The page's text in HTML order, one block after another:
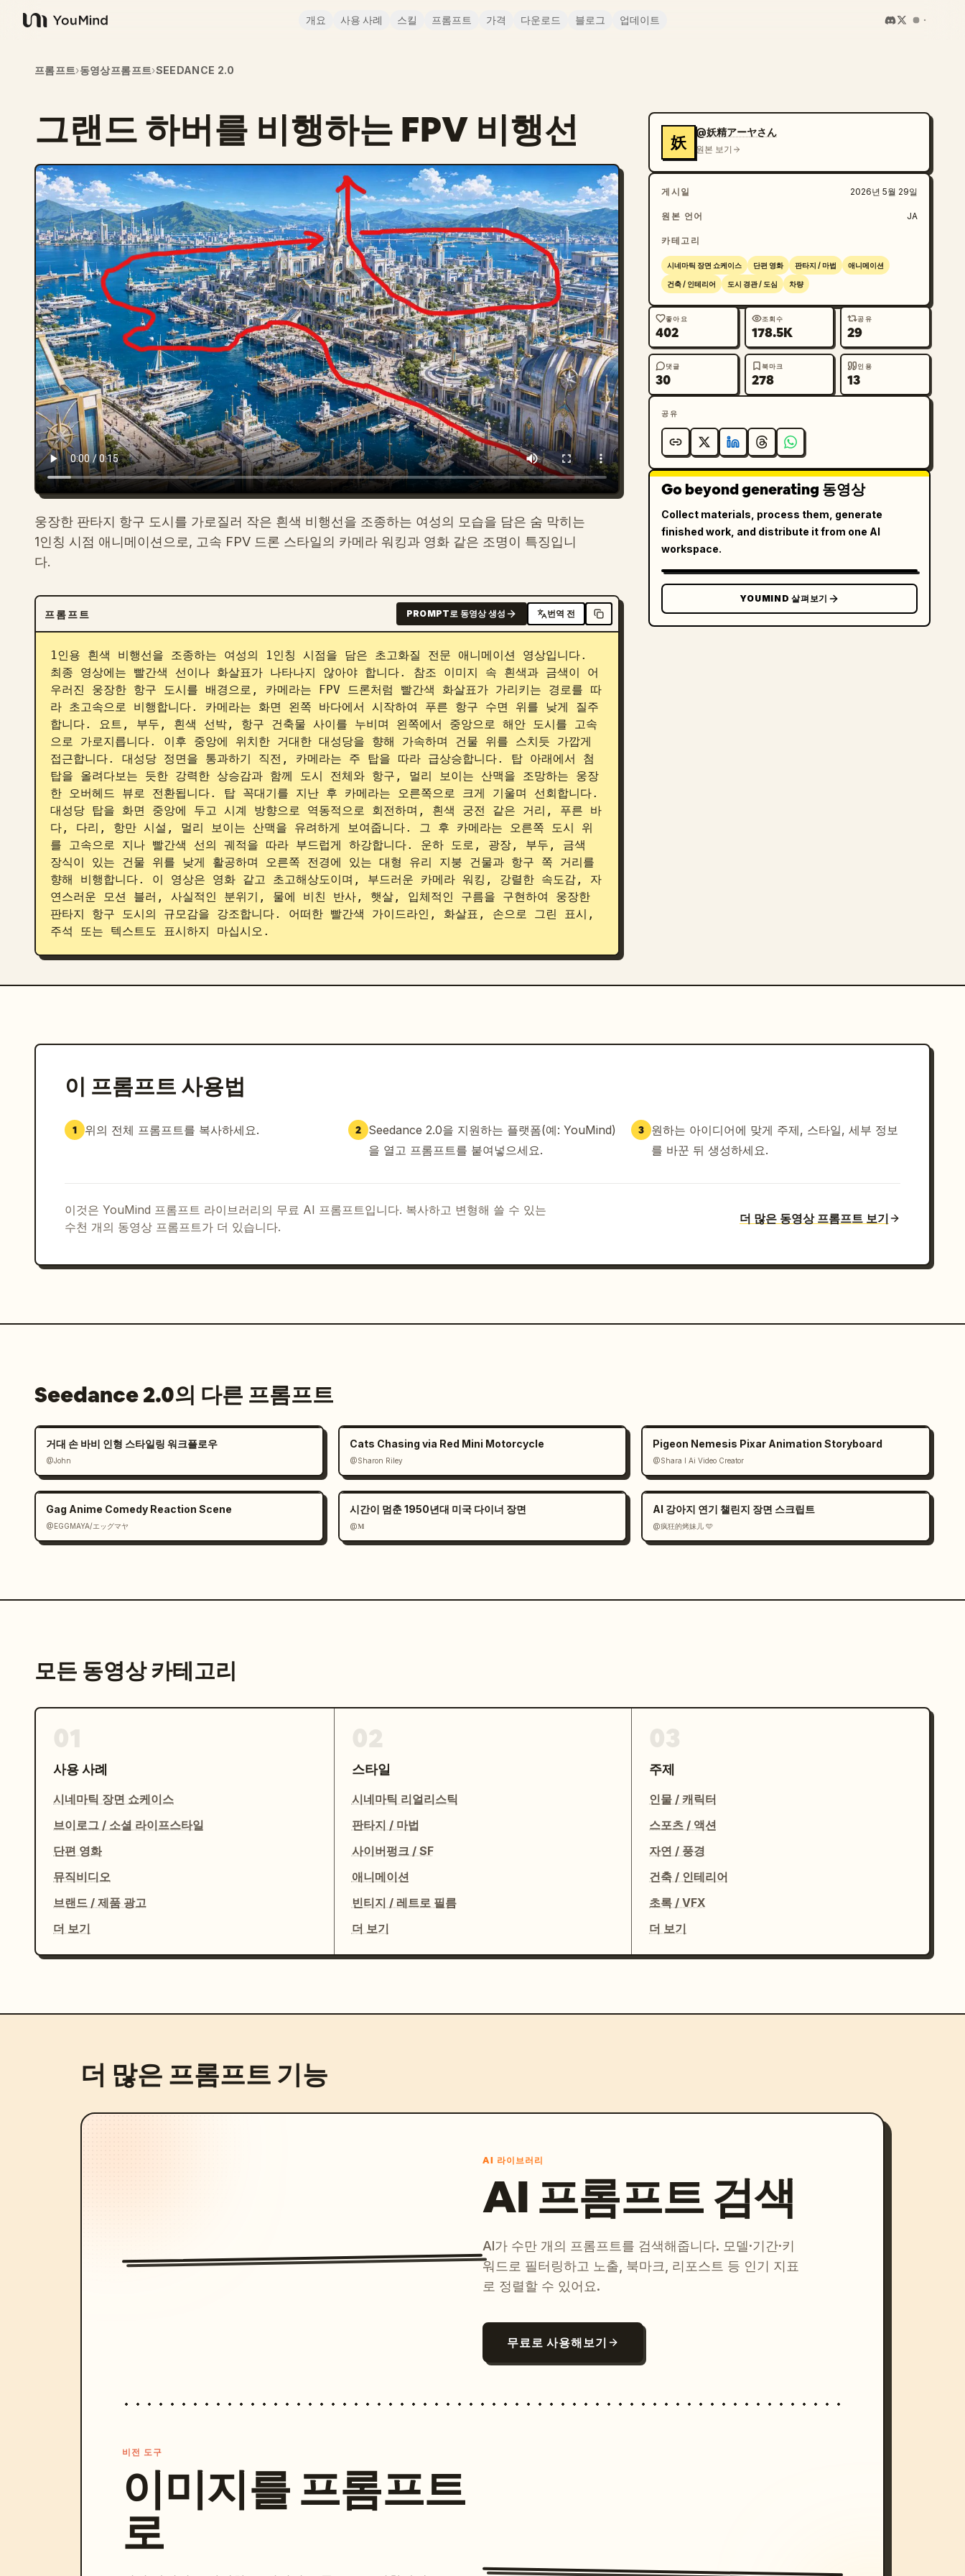
YouMind
개요 사용 사례 스킬 프롬프트 가격 다운로드 블로그 업데이트
프롬프트›동영상프롬프트›SEEDANCE 2.0
그랜드 하버를 비행하는 FPV 비행선
웅장한 판타지 항구 도시를 가로질러 작은 흰색 비행선을 조종하는 여성의 모습을 담은 숨 막히는
1인칭 시점 애니메이션으로, 고속 FPV 드론 스타일의 카메라 워킹과 영화 같은 조명이 특징입니
다.
프롬프트 PROMPT로 동영상 생성 번역 전
1인용 흰색 비행선을 조종하는 여성의 1인칭 시점을 담은 초고화질 전문 애니메이션 영상입니다.
최종 영상에는 빨간색 선이나 화살표가 나타나지 않아야 합니다. 참조 이미지 속 흰색과 금색이 어
우러진 웅장한 항구 도시를 배경으로, 카메라는 FPV 드론처럼 빨간색 화살표가 가리키는 경로를 따
라 초고속으로 비행합니다. 카메라는 화면 왼쪽 바다에서 시작하여 푸른 항구 수면 위를 낮게 질주
합니다. 요트, 부두, 흰색 선박, 항구 건축물 사이를 누비며 왼쪽에서 중앙으로 해안 도시를 고속
으로 가로지릅니다. 이후 중앙에 위치한 거대한 대성당을 향해 가속하며 건물 위를 스치듯 가깝게
접근합니다. 대성당 정면을 통과하기 직전, 카메라는 주 탑을 따라 급상승합니다. 탑 아래에서 첨
탑을 올려다보는 듯한 강력한 상승감과 함께 도시 전체와 항구, 멀리 보이는 산맥을 조망하는 웅장
한 오버헤드 뷰로 전환됩니다. 탑 꼭대기를 지난 후 카메라는 오른쪽으로 크게 기울며 선회합니다.
대성당 탑을 화면 중앙에 두고 시계 방향으로 역동적으로 회전하며, 흰색 궁전 같은 거리, 푸른 바
다, 다리, 항만 시설, 멀리 보이는 산맥을 유려하게 보여줍니다. 그 후 카메라는 오른쪽 도시 위
를 고속으로 지나 빨간색 선의 궤적을 따라 부드럽게 하강합니다. 운하 도로, 광장, 부두, 금색
장식이 있는 건물 위를 낮게 활공하며 오른쪽 전경에 있는 대형 유리 지붕 건물과 항구 쪽 거리를
향해 비행합니다. 이 영상은 영화 같고 초고해상도이며, 부드러운 카메라 워킹, 강렬한 속도감, 자
연스러운 모션 블러, 사실적인 분위기, 물에 비친 반사, 햇살, 입체적인 구름을 구현하여 웅장한
판타지 항구 도시의 규모감을 강조합니다. 어떠한 빨간색 가이드라인, 화살표, 손으로 그린 표시,
주석 또는 텍스트도 표시하지 마십시오.
妖
@妖精アーヤさん
원본 보기
게시일 2026년 5월 29일
원본 언어 JA
카테고리
시네마틱 장면 쇼케이스 단편 영화 판타지 / 마법 애니메이션
건축 / 인테리어 도시 경관 / 도심 차량
좋아요
402
조회수
178.5K
공유
29
댓글
30
북마크
278
인용
13
공유
Go beyond generating 동영상
Collect materials, process them, generate
finished work, and distribute it from one AI
workspace.
YOUMIND 살펴보기
이 프롬프트 사용법
1 위의 전체 프롬프트를 복사하세요. 2 Seedance 2.0을 지원하는 플랫폼(예: YouMind)
을 열고 프롬프트를 붙여넣으세요.
3
원하는 아이디어에 맞게 주제, 스타일, 세부 정보
를 바꾼 뒤 생성하세요.
이것은 YouMind 프롬프트 라이브러리의 무료 AI 프롬프트입니다. 복사하고 변형해 쓸 수 있는
수천 개의 동영상 프롬프트가 더 있습니다.
더 많은 동영상 프롬프트 보기
Seedance 2.0의 다른 프롬프트
거대 손 바비 인형 스타일링 워크플로우
@John
Cats Chasing via Red Mini Motorcycle
@Sharon Riley
Pigeon Nemesis Pixar Animation Storyboard
@Shara I Ai Video Creator
Gag Anime Comedy Reaction Scene
@EGGMAYA/エッグマヤ
시간이 멈춘 1950년대 미국 다이너 장면
@𝐌
AI 강아지 연기 챌린지 장면 스크립트
@疯狂的烤妹儿 🩵
모든 동영상 카테고리
사용 사례
시네마틱 장면 쇼케이스
브이로그 / 소셜 라이프스타일
단편 영화
뮤직비디오
브랜드 / 제품 광고
더 보기
스타일
시네마틱 리얼리스틱
판타지 / 마법
사이버펑크 / SF
애니메이션
빈티지 / 레트로 필름
더 보기
주제
인물 / 캐릭터
스포츠 / 액션
자연 / 풍경
건축 / 인테리어
초록 / VFX
더 보기
더 많은 프롬프트 기능
AI 라이브러리
AI 프롬프트 검색
AI가 수만 개의 프롬프트를 검색해줍니다. 모델·기간·키
워드로 필터링하고 노출, 북마크, 리포스트 등 인기 지표
로 정렬할 수 있어요.
무료로 사용해보기
비전 도구
이미지를 프롬프트
로